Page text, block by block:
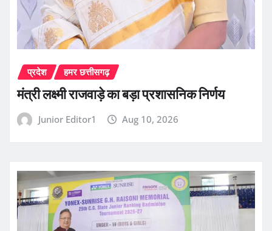
प्रदेश हमर छत्तीसगढ़
मंत्री लक्ष्मी राजवाड़े का बड़ा प्रशासनिक निर्णय
Junior Editor1 Aug 10, 2026